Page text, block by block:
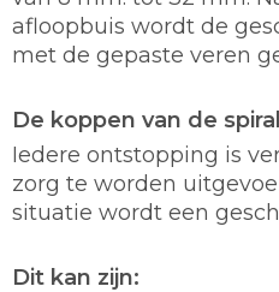
afloopbuis wordt de
met de gepaste veren
De koppen van de
Iedere ontstopping is
zorg te worden
situatie wordt een
Dit kan zijn: